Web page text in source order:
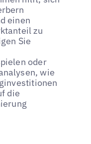
einen
zu
Sie
oder
wie
die